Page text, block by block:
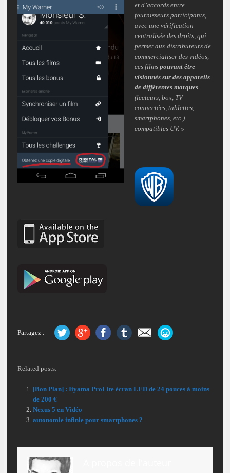
et d’accords entre
fournisseurs participants,
avec une vérification
centralisée des droits, qui
permet aux distributeurs de
commercialiser des vidéos,
ces films pouvant être
visionnés sur des appareils
de différentes marques
(lecteurs, box, TV
connectées, tablettes,
smartphones, etc.)
compatibles UV. »
Partagez :
Related posts:
[Bon Plan] : Iiyama ProLite écran LED de 24 pouces à moins
de 200 €
Nexus 5 en Vidéo
autonomie infinie pour smartphones ?